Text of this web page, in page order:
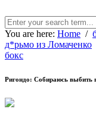
You are here: Home /
д*рьмо из Ломаченко
бокс
Ригондо: Собираюсь выбить